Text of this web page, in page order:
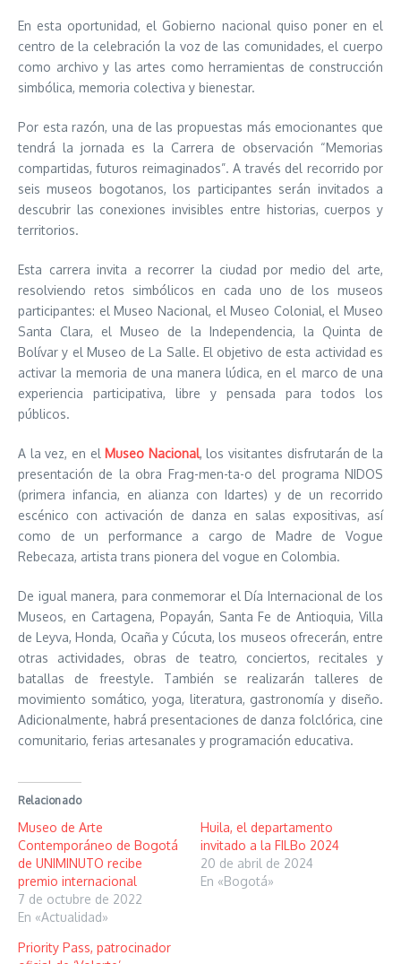
En esta oportunidad, el Gobierno nacional quiso poner en el
centro de la celebración la voz de las comunidades, el cuerpo
como archivo y las artes como herramientas de construcción
simbólica, memoria colectiva y bienestar.
Por esta razón, una de las propuestas más emocionantes que
tendrá la jornada es la Carrera de observación “Memorias
compartidas, futuros reimaginados”. A través del recorrido por
seis museos bogotanos, los participantes serán invitados a
descubrir las conexiones invisibles entre historias, cuerpos y
territorios.
Esta carrera invita a recorrer la ciudad por medio del arte,
resolviendo retos simbólicos en cada uno de los museos
participantes: el Museo Nacional, el Museo Colonial, el Museo
Santa Clara, el Museo de la Independencia, la Quinta de
Bolívar y el Museo de La Salle. El objetivo de esta actividad es
activar la memoria de una manera lúdica, en el marco de una
experiencia participativa, libre y pensada para todos los
públicos.
A la vez, en el Museo Nacional, los visitantes disfrutarán de la
presentación de la obra Frag-men-ta-o del programa NIDOS
(primera infancia, en alianza con Idartes) y de un recorrido
escénico con activación de danza en salas expositivas, así
como de un performance a cargo de Madre de Vogue
Rebecaza, artista trans pionera del vogue en Colombia.
De igual manera, para conmemorar el Día Internacional de los
Museos, en Cartagena, Popayán, Santa Fe de Antioquia, Villa
de Leyva, Honda, Ocaña y Cúcuta, los museos ofrecerán, entre
otras actividades, obras de teatro, conciertos, recitales y
batallas de freestyle. También se realizarán talleres de
movimiento somático, yoga, literatura, gastronomía y diseño.
Adicionalmente, habrá presentaciones de danza folclórica, cine
comunitario, ferias artesanales y programación educativa.
Relacionado
Museo de Arte
Contemporáneo de Bogotá
de UNIMINUTO recibe
premio internacional
7 de octubre de 2022
En «Actualidad»
Huila, el departamento
invitado a la FILBo 2024
20 de abril de 2024
En «Bogotá»
Priority Pass, patrocinador